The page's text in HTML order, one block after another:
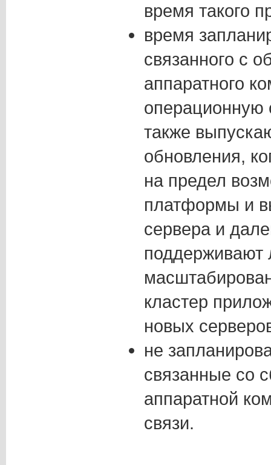
время такого
время
связанного с
аппаратного
операционную
также
обновления,
на предел
платформы и
сервера и
поддерживают
кластер
новых
не
связанные со
аппаратной
связи.